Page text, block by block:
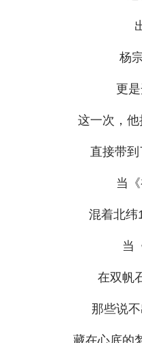
出
杨宗
更是
这一次，他
直接带到
当《
混着北纬
当《
在双帆石
那些说不